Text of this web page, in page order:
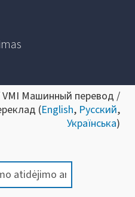
Машинный перевод /
(English, Русский,
Українська)